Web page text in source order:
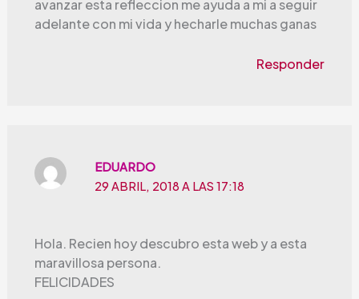
avanzar esta refleccion me ayuda a mi a seguir
adelante con mi vida y hecharle muchas ganas
Responder
EDUARDO
29 ABRIL, 2018 A LAS 17:18
Hola. Recien hoy descubro esta web y a esta
maravillosa persona.
FELICIDADES